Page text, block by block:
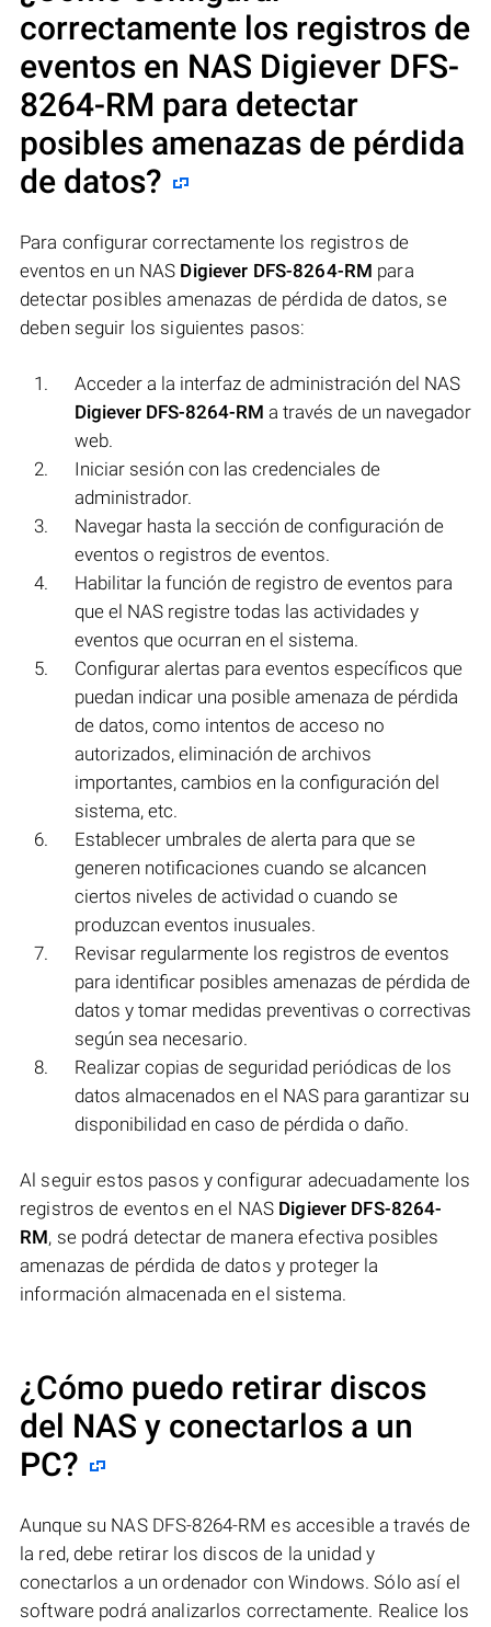
correctamente los registros de
eventos en NAS Digiever DFS-
8264-RM para detectar
posibles amenazas de pérdida
de datos?
Para configurar correctamente los registros de
eventos en un NAS Digiever DFS-8264-RM para
detectar posibles amenazas de pérdida de datos, se
deben seguir los siguientes pasos:
Acceder a la interfaz de administración del NAS
Digiever DFS-8264-RM a través de un navegador
web.
Iniciar sesión con las credenciales de
administrador.
Navegar hasta la sección de configuración de
eventos o registros de eventos.
Habilitar la función de registro de eventos para
que el NAS registre todas las actividades y
eventos que ocurran en el sistema.
Configurar alertas para eventos específicos que
puedan indicar una posible amenaza de pérdida
de datos, como intentos de acceso no
autorizados, eliminación de archivos
importantes, cambios en la configuración del
sistema, etc.
Establecer umbrales de alerta para que se
generen notificaciones cuando se alcancen
ciertos niveles de actividad o cuando se
produzcan eventos inusuales.
Revisar regularmente los registros de eventos
para identificar posibles amenazas de pérdida de
datos y tomar medidas preventivas o correctivas
según sea necesario.
Realizar copias de seguridad periódicas de los
datos almacenados en el NAS para garantizar su
disponibilidad en caso de pérdida o daño.
Al seguir estos pasos y configurar adecuadamente los
registros de eventos en el NAS Digiever DFS-8264-
RM, se podrá detectar de manera efectiva posibles
amenazas de pérdida de datos y proteger la
información almacenada en el sistema.
¿Cómo puedo retirar discos
del NAS y conectarlos a un
PC?
Aunque su NAS DFS-8264-RM es accesible a través de
la red, debe retirar los discos de la unidad y
conectarlos a un ordenador con Windows. Sólo así el
software podrá analizarlos correctamente. Realice los